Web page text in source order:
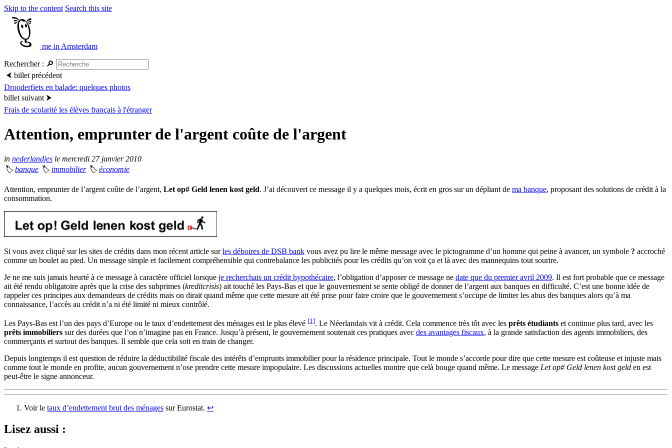
Skip to the content Search this site
me in Amsterdam
Rechercher : 🔎
⮜ billet précédent
Drooderfiets en balade: quelques photos
billet suivant ⮞
Frais de scolarité les élèves français à l'étranger
Attention, emprunter de l'argent coûte de l'argent
in nederlandjes le mercredi 27 janvier 2010
🏷 banque 🏷 immobilier 🏷 économie
Attention, emprunter de l’argent coûte de l’argent, Let op# Geld lenen kost geld. J’ai découvert ce message il y a quelques mois, écrit en gros sur un dépliant de ma banque, proposant des solutions de crédit à la
consommation.
Si vous avez cliqué sur les sites de crédits dans mon récent article surles déboires de DSB bank vous avez pu lire le même message avec le pictogramme d’un homme qui peine à avancer, un symbole ? accroché
comme un boulet au pied. Un message simple et facilement compréhensible qui contrebalance les publicités pour les crédits qu’on voit ça et là avec des mannequins tout sourire.
Je ne me suis jamais heurté à ce message à caractère officiel lorsque je recherchais un crédit hypothécaire, l’obligation d’apposer ce message ne date que du premier avril 2009. Il est fort probable que ce message
ait été rendu obligatoire après que la crise des subprimes (kreditcrisis) ait touché les Pays-Bas et que le gouvernement se sente obligé de donner de l’argent aux banques en difficulté. C’est une bonne idée de
rappeler ces principes aux demandeurs de crédits mais on dirait quand même que cette mesure ait été prise pour faire croire que le gouvernement s’occupe de limiter les abus des banques alors qu’à ma
connaissance, l’accès au crédit n’a ni été limité ni mieux contrôlé.
Les Pays-Bas est l’un des pays d’Europe ou le taux d’endettement des ménages est le plus élevé [1]. Le Néerlandais vit à crédit. Cela commence très tôt avec les prêts étudiants et continue plus tard, avec les
prêts immobiliers sur des durées que l’on n’imagine pas en France. Jusqu’à présent, le gouvernement soutenait ces pratiques avec des avantages fiscaux, à la grande satisfaction des agents immobiliers, des
commerçants et surtout des banques. Il semble que cela soit en train de changer.
Depuis longtemps il est question de réduire la déductibilité fiscale des intérêts d’emprunts immobilier pour la résidence principale. Tout le monde s’accorde pour dire que cette mesure est coûteuse et injuste mais
comme tout le monde en profite, aucun gouvernement n’ose prendre cette mesure impopulaire. Les discussions actuelles montre que celà bouge quand même. Le message Let op# Geld lenen kost geld en est
peut-être le signe annonceur.
Voir le taux d’endettement brut des ménages sur Eurostat. ↩︎
Lisez aussi :